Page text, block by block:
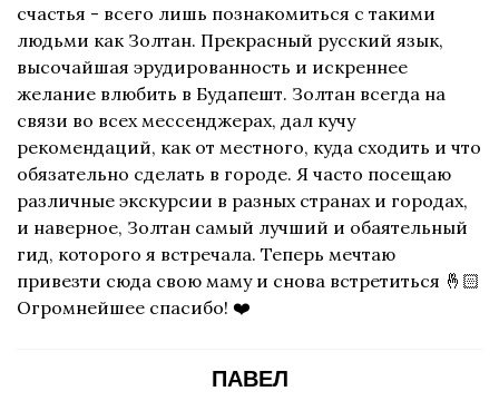
счастья - всего лишь познакомиться с такими
людьми как Золтан. Прекрасный русский язык,
высочайшая эрудированность и искреннее
желание влюбить в Будапешт. Золтан всегда на
связи во всех мессенджерах, дал кучу
рекомендаций, как от местного, куда сходить и что
обязательно сделать в городе. Я часто посещаю
различные экскурсии в разных странах и городах,
и наверное, Золтан самый лучший и обаятельный
гид, которого я встречала. Теперь мечтаю
привезти сюда свою маму и снова встретиться 🤞🏻
Огромнейшее спасибо! ❤️
ПАВЕЛ